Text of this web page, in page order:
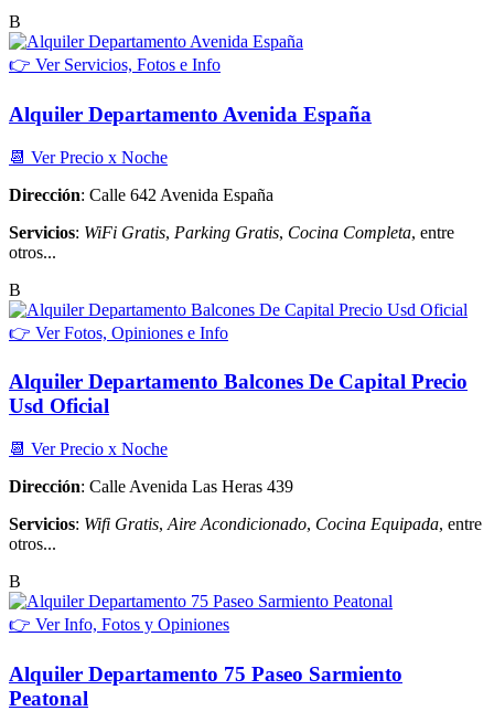
B
👉 Ver Servicios, Fotos e Info
Alquiler Departamento Avenida España
📆 Ver Precio x Noche
Dirección: Calle 642 Avenida España
Servicios: WiFi Gratis, Parking Gratis, Cocina Completa, entre
otros...
B
👉 Ver Fotos, Opiniones e Info
Alquiler Departamento Balcones De Capital Precio
Usd Oficial
📆 Ver Precio x Noche
Dirección: Calle Avenida Las Heras 439
Servicios: Wifi Gratis, Aire Acondicionado, Cocina Equipada, entre
otros...
B
👉 Ver Info, Fotos y Opiniones
Alquiler Departamento 75 Paseo Sarmiento
Peatonal